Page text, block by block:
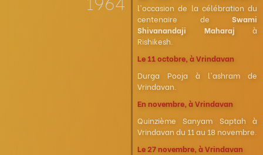
l'occasion de la célébration du
centenaire de Swami
Shivanandaji Maharaj à
Rishikesh.
Le 11 octobre, à Vrindavan
Durga Pooja à l'ashram de
Vrindavan.
En novembre, à Vrindavan
Quinzième Sanyam Saptah à
Vrindavan du 11 au 18 novembre.
Le 27 novembre, à Vrindavan